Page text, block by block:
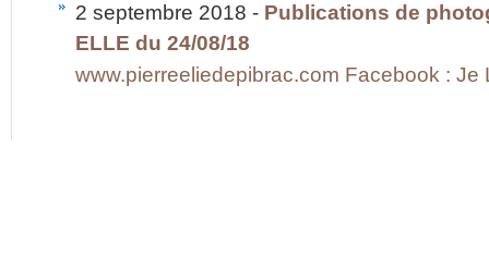
2 septembre 2018 - Publications de
ELLE du 24/08/18
www.pierreeliedepibrac.com Facebook : Je